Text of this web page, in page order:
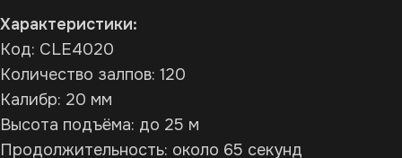
Характеристики:
Код: CLE4020
Количество залпов: 120
Калибр: 20 мм
Высота подъёма: до 25 м
Продолжительность: около 65 секунд